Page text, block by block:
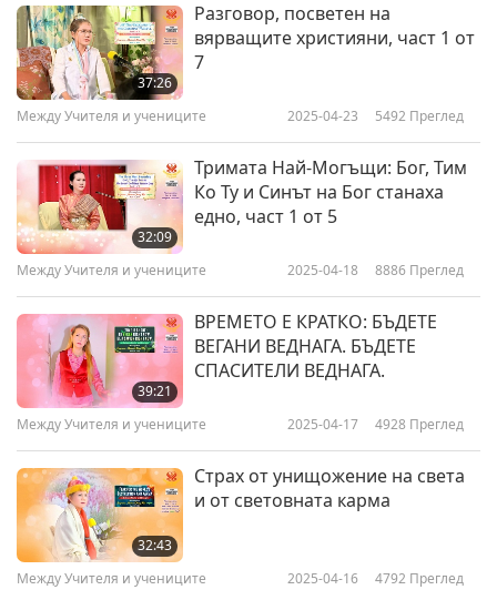
37:26
Разговор, посветен на
вярващите християни, част 1 от
7
Между Учителя и учениците 2025-04-23 5492 Преглед
32:09
Тримата Най-Могъщи: Бог, Тим
Ко Ту и Синът на Бог станаха
едно, част 1 от 5
Между Учителя и учениците 2025-04-18 8886 Преглед
39:21
ВРЕМЕТО Е КРАТКО: БЪДЕТЕ
ВЕГАНИ ВЕДНАГА. БЪДЕТЕ
СПАСИТЕЛИ ВЕДНАГА.
Между Учителя и учениците 2025-04-17 4928 Преглед
32:43
Страх от унищожение на света
и от световната карма
Между Учителя и учениците 2025-04-16 4792 Преглед